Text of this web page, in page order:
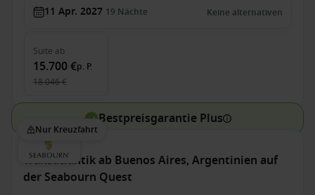
11 Apr. 2027 19 Nächte Keine alternativen
Suite ab
15.700 €p. P.
18.046 €
Bestpreisgarantie Plus
Nur Kreuzfahrt
Transatlantik ab Buenos Aires, Argentinien auf
der Seabourn Quest